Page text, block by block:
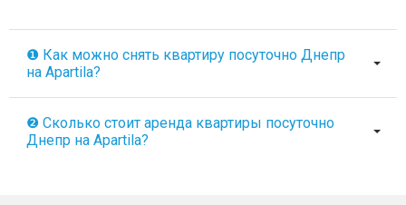
❶ Как можно снять квартиру посуточно Днепр
на Apartila?
❷ Сколько стоит аренда квартиры посуточно
Днепр на Apartila?